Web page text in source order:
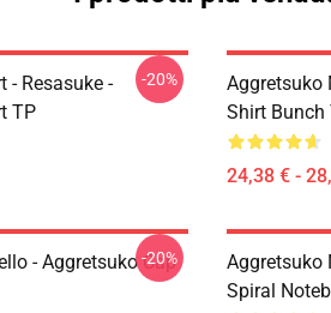
- Resasuke -
TP
-20%
Aggretsuko
Shirt Bunch
24,38 € -
- Aggretsuko Cap
-20%
Aggretsuko
Spiral